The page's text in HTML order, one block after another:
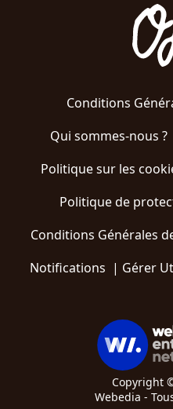
Conditions
Qui sommes-nous ?
Politique sur les
Politique de
Conditions Générales
Notifications | Gérer
Copyright
Webedia -